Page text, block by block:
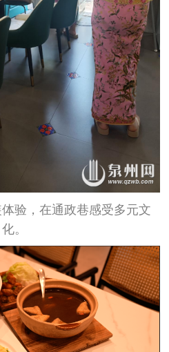
验，在通政巷感受多元文
化。